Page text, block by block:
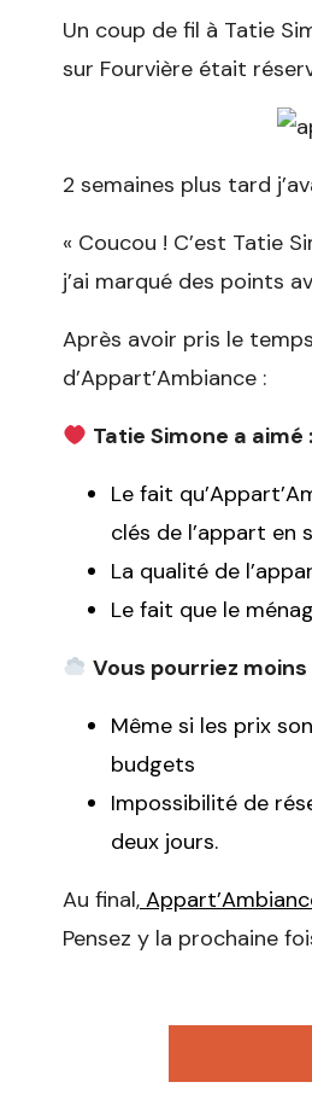
Un coup de fil à Tatie
sur Fourvière était
2 semaines plus tard
« Coucou ! C’est Tatie
j’ai marqué des points
Après avoir pris le
d’Appart’Ambiance :
Tatie Simone a aimé :
Le fait
clés de l’appart
La qualité de
Le fait que le
Vous pourriez moins
Même si les prix
budgets
Impossibilité de
deux jours.
Au final,
Pensez y la prochaine